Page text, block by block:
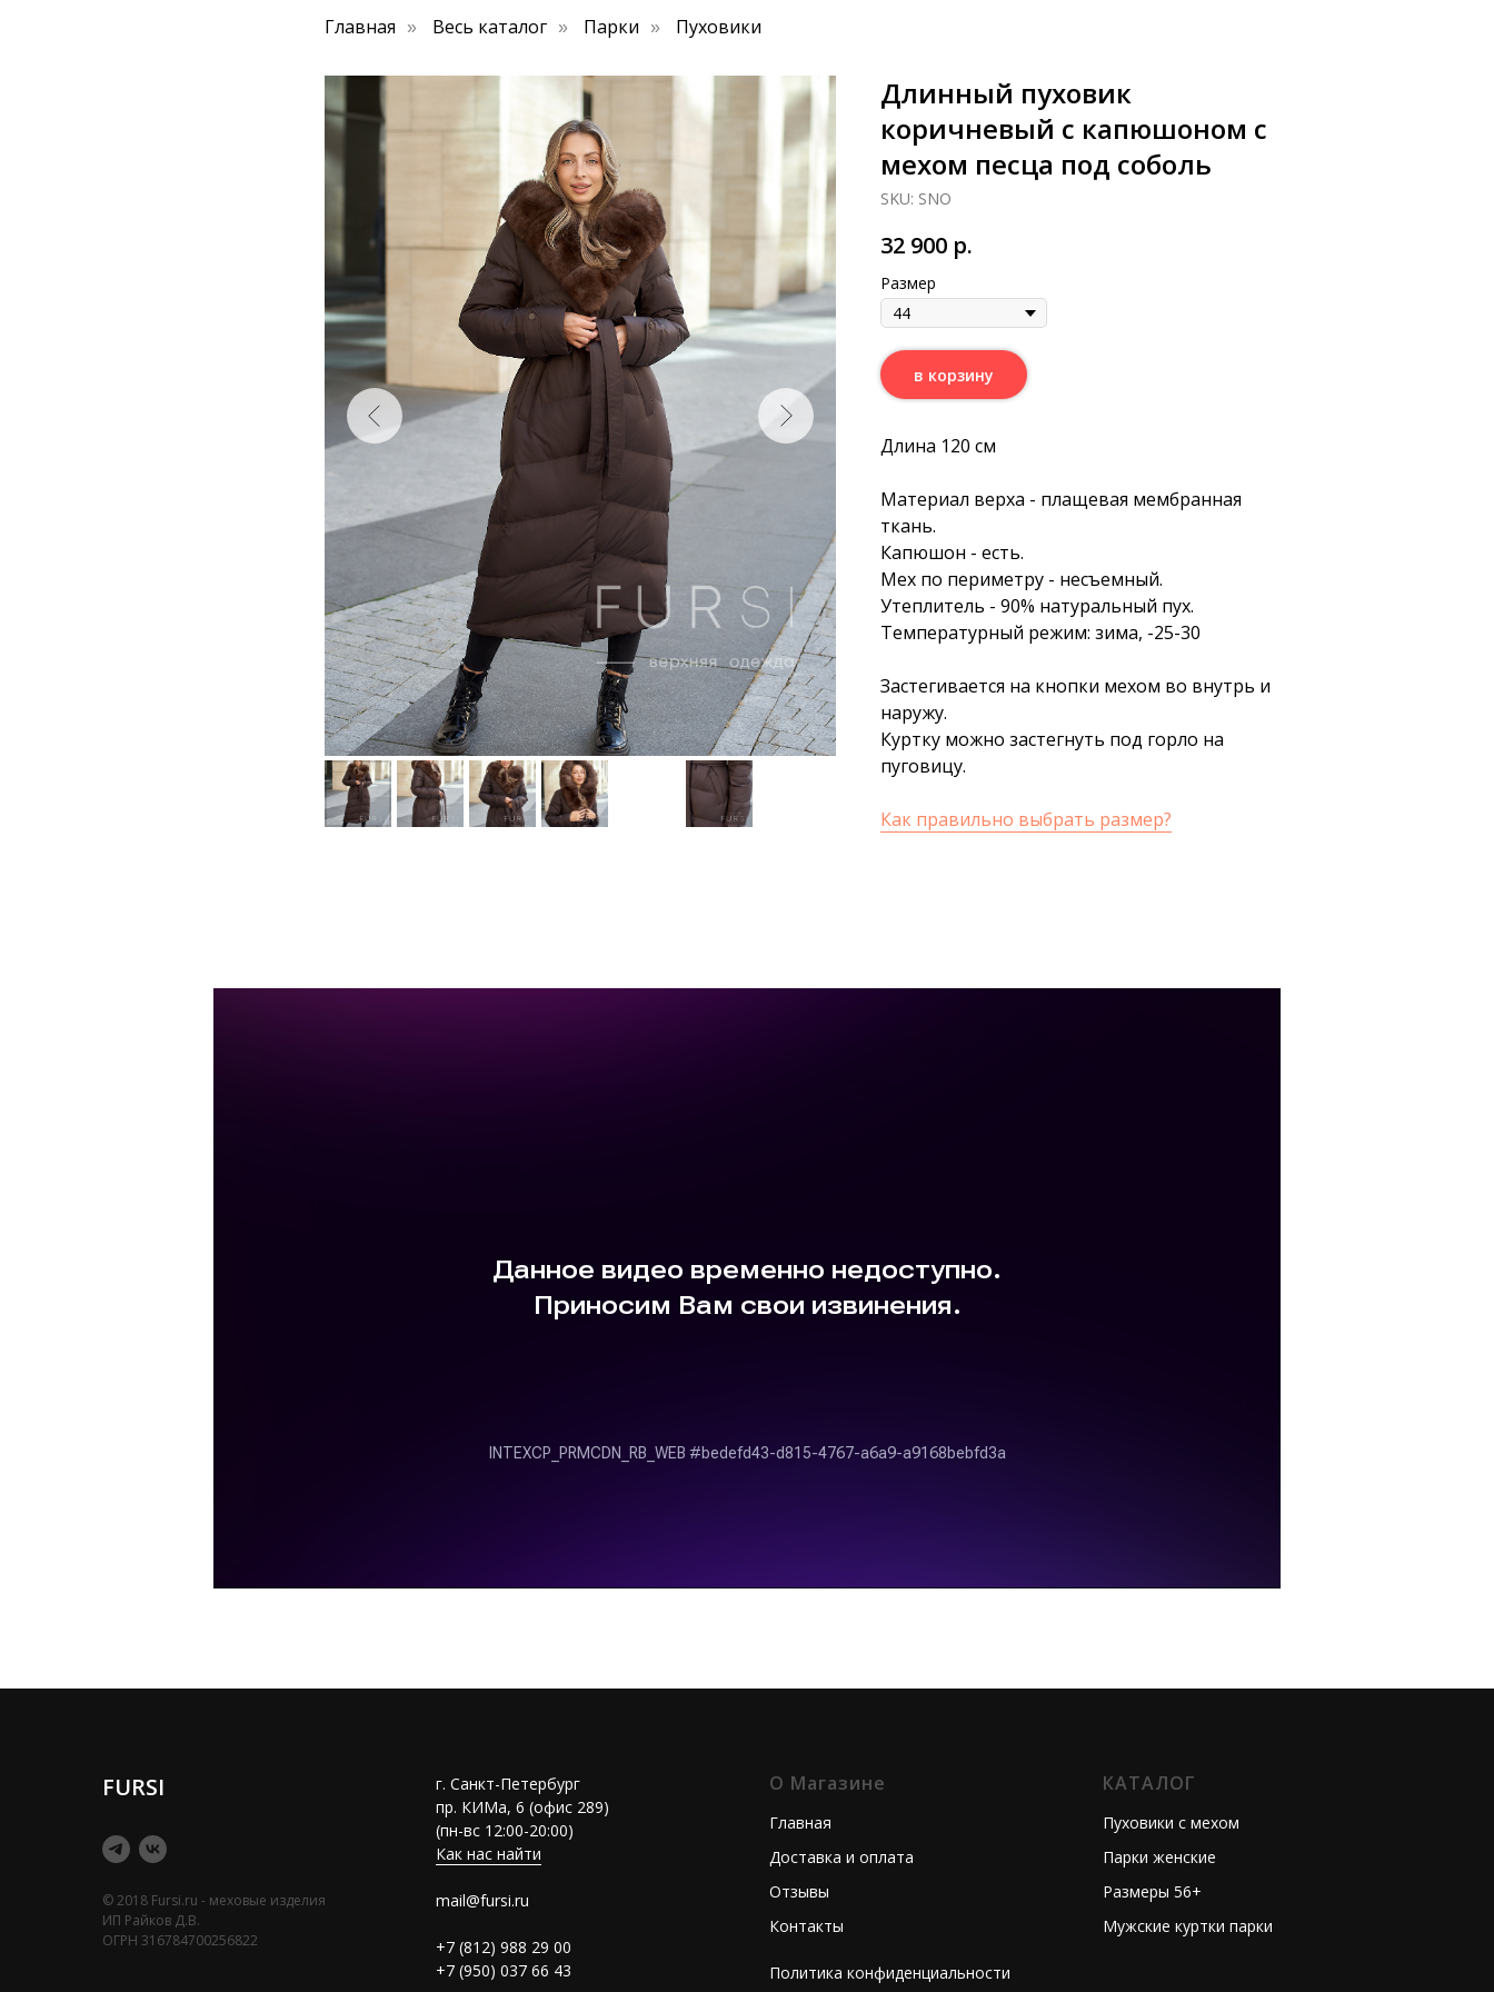
Главная » Весь каталог » Парки » Пуховики
Длинный пуховик
коричневый с капюшоном с
мехом песца под соболь
SKU: SNO
32 900 р.
Размер
в корзину
Длина 120 см
Материал верха - плащевая мембранная
ткань.
Капюшон - есть.
Мех по периметру - несъемный.
Утеплитель - 90% натуральный пух.
Температурный режим: зима, -25-30
Застегивается на кнопки мехом во внутрь и
наружу.
Куртку можно застегнуть под горло на
пуговицу.
Как правильно выбрать размер?
FURSI
© 2018 Fursi.ru - меховые изделия
ИП Райков Д.В.
ОГРН 316784700256822
г. Санкт-Петербург
пр. КИМа, 6 (офис 289)
(пн-вс 12:00-20:00)
Как нас найти
mail@fursi.ru
+7 (812) 988 29 00
+7 (950) 037 66 43
О Магазине
Главная
Доставка и оплата
Отзывы
Контакты
Политика конфиденциальности
КАТАЛОГ
Пуховики с мехом
Парки женские
Размеры 56+
Мужские куртки парки